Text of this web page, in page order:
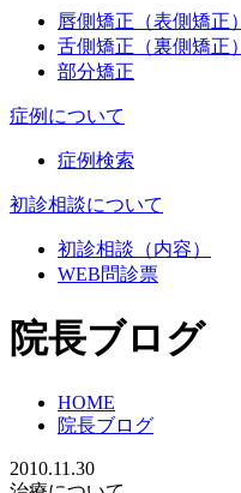
唇側矯正（表側矯正）
舌側矯正（裏側矯正）
部分矯正
症例について
症例検索
初診相談について
初診相談（内容）
WEB問診票
院長ブログ
HOME
院長ブログ
2010.11.30